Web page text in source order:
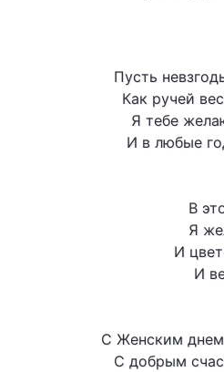
Пусть
Как ручей
Я тебе
И в любые
В
Я
И
И
С Женским
С добрым